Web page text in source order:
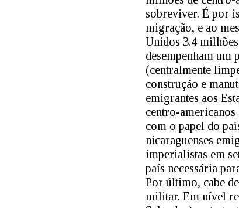
sobreviver. É por
migração, e ao
Unidos 3.4
desempenham
(centralmente
construção e
emigrantes aos
centro-
com o papel do
nicaraguenses
imperialistas em
país necessária
Por último, cabe
militar. Em nível